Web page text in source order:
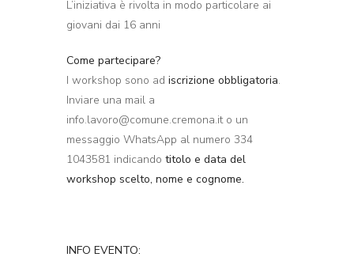
L’iniziativa è rivolta in modo particolare ai
giovani dai 16 anni
Come partecipare?
I workshop sono ad iscrizione obbligatoria.
Inviare una mail a
info.lavoro@comune.cremona.it o un
messaggio WhatsApp al numero 334
1043581 indicando titolo e data del
workshop scelto, nome e cognome.
INFO EVENTO: